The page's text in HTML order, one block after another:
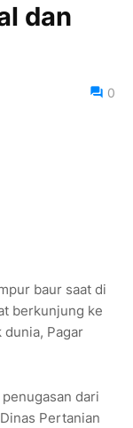
dan
0
baur saat di
berkunjung ke
Pagar
dari
Pertanian